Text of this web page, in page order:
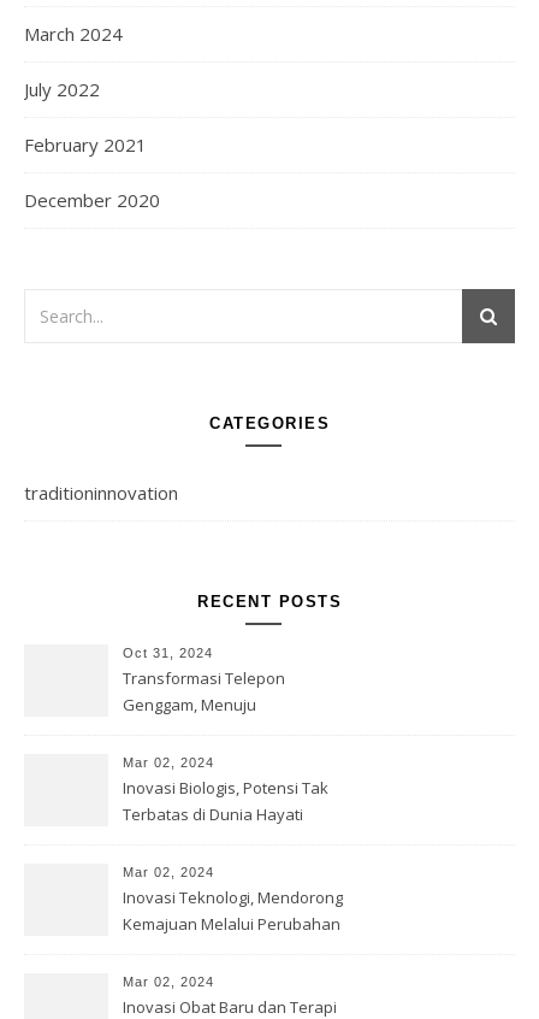
March 2024
July 2022
February 2021
December 2020
CATEGORIES
traditioninnovation
RECENT POSTS
Oct 31, 2024
Transformasi Telepon
Genggam, Menuju
Mar 02, 2024
Inovasi Biologis, Potensi Tak
Terbatas di Dunia Hayati
Mar 02, 2024
Inovasi Teknologi, Mendorong
Kemajuan Melalui Perubahan
Mar 02, 2024
Inovasi Obat Baru dan Terapi